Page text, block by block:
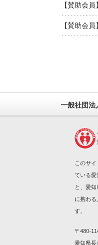
【賛助会
【賛助会
一般社団法
このサ
ている愛
と、愛
に携わる
す。
〒480-
愛知県